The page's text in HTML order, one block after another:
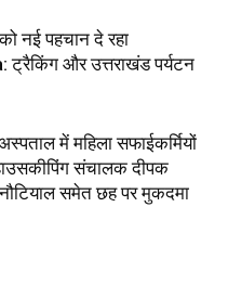
नई पहचान दे रहा
और उत्तराखंड पर्यटन
में महिला सफाईकर्मियों
संचालक दीपक
समेत छह पर मुकदमा